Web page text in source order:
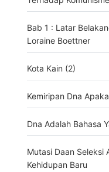
Bab 1 : Latar
Loraine Boettner
Kota Kain (2)
Kemiripan Dna
Dna Adalah Bahasa
Mutasi Daan Seleksi
Kehidupan Baru